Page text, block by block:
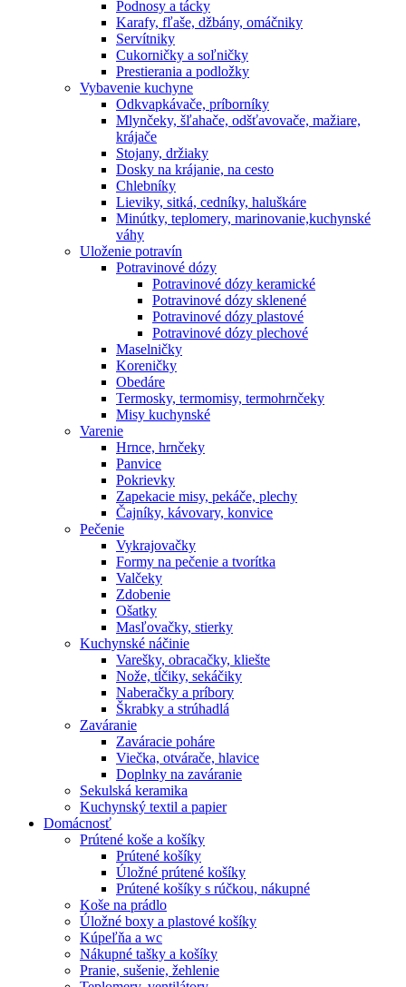
Podnosy a tácky
Karafy, fľaše, džbány, omáčniky
Servítniky
Cukorničky a soľničky
Prestierania a podložky
Vybavenie kuchyne
Odkvapkávače, príborníky
Mlynčeky, šľahače, odšťavovače, mažiare,
krájače
Stojany, držiaky
Dosky na krájanie, na cesto
Chlebníky
Lieviky, sitká, cedníky, haluškáre
Minútky, teplomery, marinovanie,kuchynské
váhy
Uloženie potravín
Potravinové dózy
Potravinové dózy keramické
Potravinové dózy sklenené
Potravinové dózy plastové
Potravinové dózy plechové
Maselničky
Koreničky
Obedáre
Termosky, termomisy, termohrnčeky
Misy kuchynské
Varenie
Hrnce, hrnčeky
Panvice
Pokrievky
Zapekacie misy, pekáče, plechy
Čajníky, kávovary, konvice
Pečenie
Vykrajovačky
Formy na pečenie a tvorítka
Valčeky
Zdobenie
Ošatky
Masľovačky, stierky
Kuchynské náčinie
Varešky, obracačky, kliešte
Nože, tĺčiky, sekáčiky
Naberačky a príbory
Škrabky a strúhadlá
Zaváranie
Zaváracie poháre
Viečka, otvárače, hlavice
Doplnky na zaváranie
Sekulská keramika
Kuchynský textil a papier
Domácnosť
Prútené koše a košíky
Prútené košíky
Úložné prútené košíky
Prútené košíky s rúčkou, nákupné
Koše na prádlo
Úložné boxy a plastové košíky
Kúpeľňa a wc
Nákupné tašky a košíky
Pranie, sušenie, žehlenie